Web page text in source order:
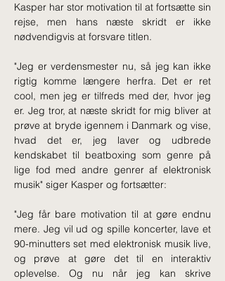
Kasper har stor motivation til at fortsætte sin
rejse, men hans næste skridt er ikke
nødvendigvis at forsvare titlen.
"Jeg er verdensmester nu, så jeg kan ikke
rigtig komme længere herfra. Det er ret
cool, men jeg er tilfreds med der, hvor jeg
er. Jeg tror, at næste skridt for mig bliver at
prøve at bryde igennem i Danmark og vise,
hvad det er, jeg laver og udbrede
kendskabet til beatboxing som genre på
lige fod med andre genrer af elektronisk
musik" siger Kasper og fortsætter:
"Jeg får bare motivation til at gøre endnu
mere. Jeg vil ud og spille koncerter, lave et
90-minutters set med elektronisk musik live,
og prøve at gøre det til en interaktiv
oplevelse. Og nu når jeg kan skrive